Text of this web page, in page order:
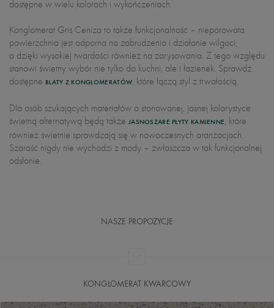
dostępne w wielu kolorach i wykończeniach.
Konglomerat Gris Ceniza to także funkcjonalność – nieporowata
powierzchnia jest odporna na zabrudzenia i działanie wilgoci,
a dzięki wysokiej twardości również na zarysowania. Z tego względu
stanowi świetny wybór nie tylko do kuchni, ale i łazienek. Sprawdź
dostępne
BLATY Z KONGLOMERATÓW , które łączą styl z trwałością.
Dla osób szukających materiałów o stonowanej, jasnej kolorystyce
świetną alternatywą będą także JASNOSZARE PŁYTY KAMIENNE
, które
również świetnie sprawdzają się w nowoczesnych aranżacjach.
Szarość nigdy nie wychodzi z mody – zwłaszcza w tak funkcjonalnej
odsłonie.
NASZE PROPOZYCJE
KONGLOMERAT KWARCOWY